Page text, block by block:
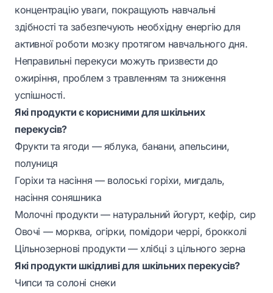
концентрацію уваги, покращують навчальні
здібності та забезпечують необхідну енергію для
активної роботи мозку протягом навчального дня.
Неправильні перекуси можуть призвести до
ожиріння, проблем з травленням та зниження
успішності.
Які продукти є корисними для шкільних
перекусів?
Фрукти та ягоди — яблука, банани, апельсини,
полуниця
Горіхи та насіння — волоські горіхи, мигдаль,
насіння соняшника
Молочні продукти — натуральний йогурт, кефір, сир
Овочі — морква, огірки, помідори черрі, брокколі
Цільнозернові продукти — хлібці з цільного зерна
Які продукти шкідливі для шкільних перекусів?
Чипси та солоні снеки